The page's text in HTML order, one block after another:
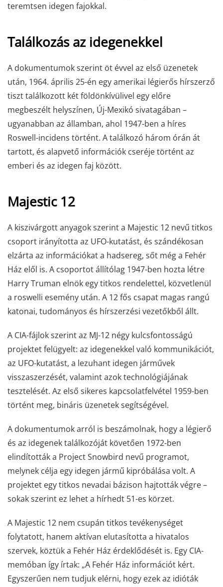
teremtsen idegen fajokkal.
Találkozás az idegenekkel
A dokumentumok szerint öt évvel az első üzenetek
után, 1964. április 25-én egy amerikai légierős hírszerző
tiszt találkozott két földönkívülivel egy előre
megbeszélt helyszínen, Új-Mexikó sivatagában –
ugyanabban az államban, ahol 1947-ben a híres
Roswell-incidens történt. A találkozó három órán át
tartott, és alapvető információk cseréje történt az
emberi és az idegen faj között.
Majestic 12
A kiszivárgott anyagok szerint a Majestic 12 nevű titkos
csoport irányította az UFO-kutatást, és szándékosan
elzárta az információkat a hadsereg, sőt még a Fehér
Ház elől is. A csoportot állítólag 1947-ben hozta létre
Harry Truman elnök egy titkos rendelettel, közvetlenül
a roswelli esemény után. A 12 fős csapat magas rangú
katonai, tudományos és hírszerzési vezetőkből állt.
A CIA-fájlok szerint az MJ-12 négy kulcsfontosságú
projektet felügyelt: az idegenekkel való kommunikációt,
az UFO-kutatást, a lezuhant idegen járművek
visszaszerzését, valamint azok technológiájának
tesztelését. Az első sikeres kapcsolatfelvétel 1959-ben
történt meg, bináris üzenetek segítségével.
A dokumentumok arról is beszámolnak, hogy a légierő
és az idegenek találkozóját követően 1972-ben
elindították a Project Snowbird nevű programot,
melynek célja egy idegen jármű kipróbálása volt. A
projektet egy titkos nevadai bázison hajtották végre –
sokak szerint ez lehet a hírhedt 51-es körzet.
A Majestic 12 nem csupán titkos tevékenységet
folytatott, hanem aktívan elutasította a hivatalos
szervek, köztük a Fehér Ház érdeklődését is. Egy CIA-
memóban így írtak: „A Fehér Ház információt kért.
Egyszerűen nem tudjuk elérni, hogy ezek az idióták